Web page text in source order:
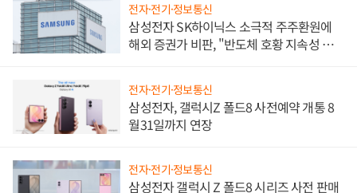
전자·전기·정보통신
삼성전자 SK하이닉스 소극적 주주환원에
해외 증권가 비판, "반도체 호황 지속성 의
전자·전기·정보통신
삼성전자, 갤럭시Z 폴드8 사전예약 개통 8
월31일까지 연장
전자·전기·정보통신
삼성전자 갤럭시 Z 폴드8 시리즈 사전 판매